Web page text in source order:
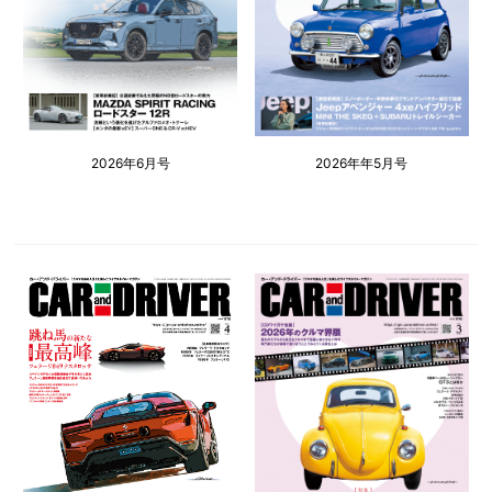
2026年6月号 2026年年5月号